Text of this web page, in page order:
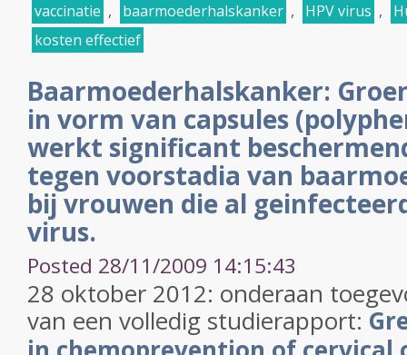
vaccinatie , baarmoederhalskanker , HPV virus ,
kosten effectief
Baarmoederhalskanker:
in vorm van capsules
werkt significant
tegen voorstadia van
bij vrouwen die al
virus.
Posted 28/11/2009 14:15:43
28 oktober 2012: onderaan
van een volledig studierapport: